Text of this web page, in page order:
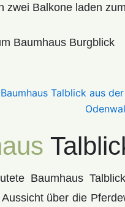
zwei Balkone laden
Baumhaus Burgblick
Baumhaus
über die